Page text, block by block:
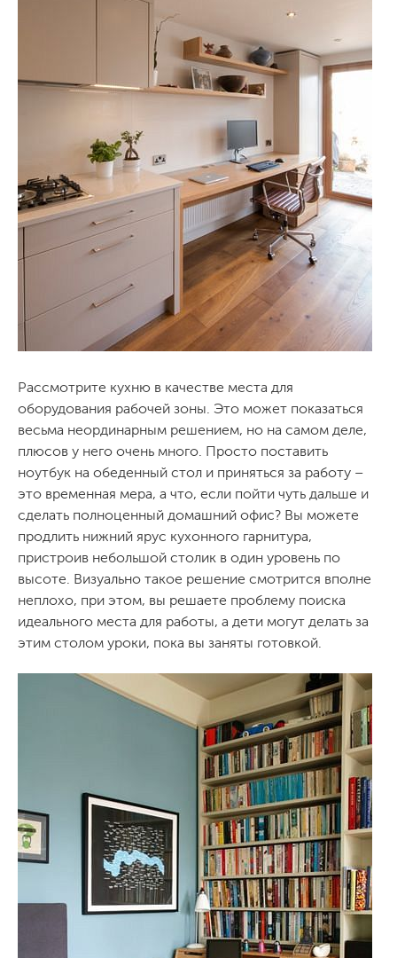
Рассмотрите кухню в качестве места для
оборудования рабочей зоны. Это может показаться
весьма неординарным решением, но на самом деле,
плюсов у него очень много. Просто поставить
ноутбук на обеденный стол и приняться за работу –
это временная мера, а что, если пойти чуть дальше и
сделать полноценный домашний офис? Вы можете
продлить нижний ярус кухонного гарнитура,
пристроив небольшой столик в один уровень по
высоте. Визуально такое решение смотрится вполне
неплохо, при этом, вы решаете проблему поиска
идеального места для работы, а дети могут делать за
этим столом уроки, пока вы заняты готовкой.